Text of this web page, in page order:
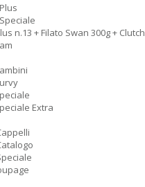
n.13 + Filato Swan 300g + Clutch
Extra